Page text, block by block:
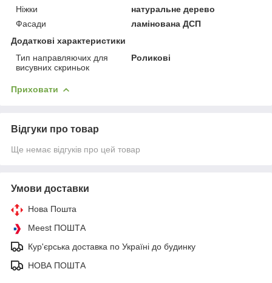
Ніжки
натуральне дерево
Фасади
ламінована ДСП
Додаткові характеристики
Тип направляючих для
висувних скриньок
Роликові
Приховати
Відгуки про товар
Ще немає відгуків про цей товар
Умови доставки
Нова Пошта
Meest ПОШТА
Кур'єрська доставка по Україні до будинку
НОВА ПОШТА